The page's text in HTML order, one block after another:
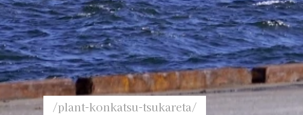
/plant-konkatsu-tsukareta/